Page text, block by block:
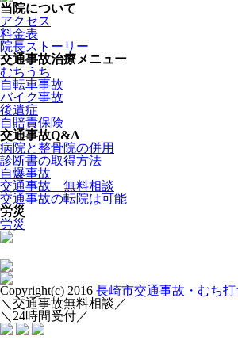
当院について
アクセス
料金表
院長ストーリー
交通事故治療メニュー
むちうち
自転車事故
バイク事故
後遺症
自賠責保険
交通事故Q&A
病院と整骨院の併用
診断書の取得方法
自爆事故
交通事故 無料相談
交通事故の転院は可能
労災
労災
Copyright(c) 2016 長崎市交通事故・むち
＼交通事故無料相談／
＼24時間受付／